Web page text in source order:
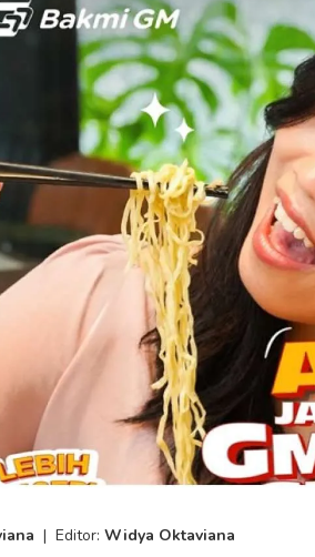
| Editor: Widya Oktaviana